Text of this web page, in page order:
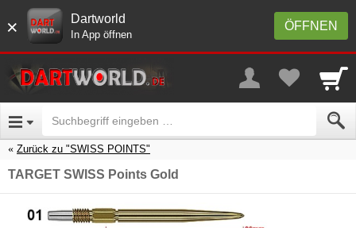
× ÖFFNEN
Dartworld
In App öffnen
Zurück zu "SWISS POINTS"
TARGET SWISS Points Gold